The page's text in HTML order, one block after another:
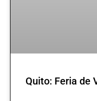
Quito: Feria de